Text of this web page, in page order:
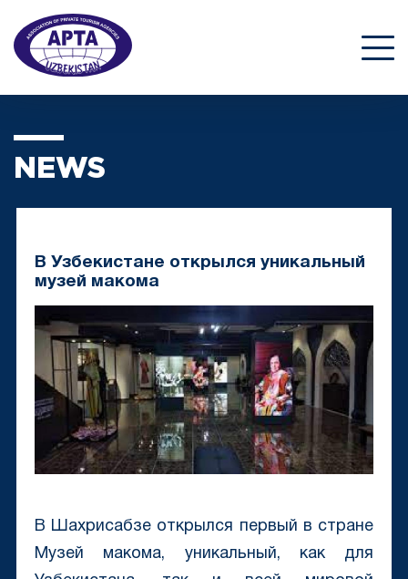
NEWS
В Узбекистане открылся уникальный
музей макома
В Шахрисабзе открылся первый в стране
Музей макома, уникальный, как для